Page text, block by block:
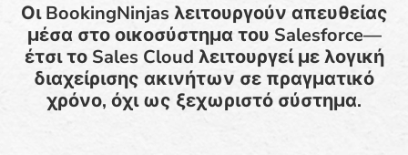
Οι BookingNinjas λειτουργούν απευθείας
μέσα στο οικοσύστημα του Salesforce—
έτσι το Sales Cloud λειτουργεί με λογική
διαχείρισης ακινήτων σε πραγματικό
χρόνο, όχι ως ξεχωριστό σύστημα.